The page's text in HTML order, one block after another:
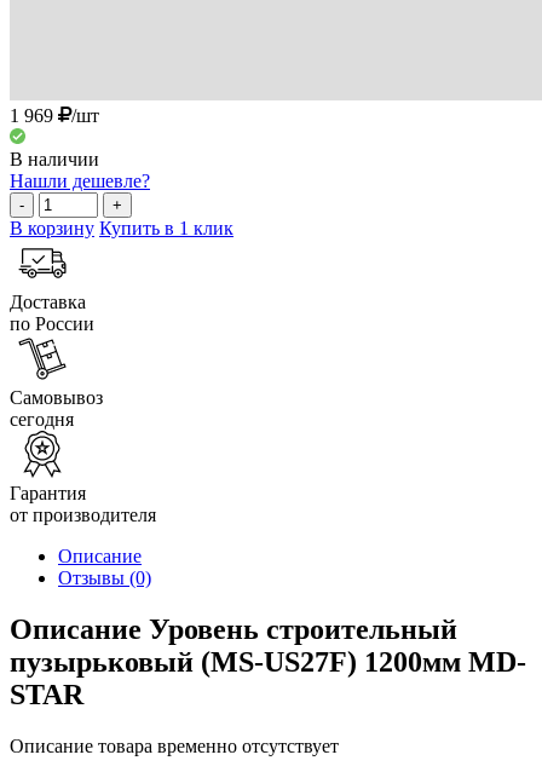
1 969 /шт
В наличии
Нашли дешевле?
- +
В корзину Купить в 1 клик
Доставка
по России
Самовывоз
сегодня
Гарантия
от производителя
Описание
Отзывы (0)
Описание Уровень строительный
пузырьковый (MS-US27F) 1200мм MD-
STAR
Описание товара временно отсутствует